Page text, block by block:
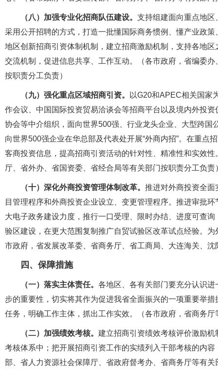
（八）加强专业化招商队伍建设。 支持组建面向重点地
采用公开招聘的方式，打造一批懂国际商务惯例、懂产业政
地区创新招商引资体制机制，建立招商激励机制，支持各地
交流机制，促进信息共享、工作互动。（各市政府，省编委
按职责分工负责）
（九）强化重点区域招商引资。
以G20和APEC相关国家
作会议、中国国际投资贸易洽谈会等招商平台以及境内外投
协会等中介组织，面向世界500强、行业龙头企业、大型跨
向世界500强企业在华总部及代表处开展“外商内招”。在重点
客商投资信息，提高招商引资活动的针对性、精准性和实效
厅、省外办、省国资委、省经合局等有关部门按职责分工负责
（十）深化外商投资管理体制改革。 推进对外商投资全面
目管理程序和外商投资企业设立、变更管理程序。推进审批
大电子政务建设力度，推行一口受理、限时办结、进度可查
验区建设，在更大范围复制推广自贸试验区改革试点经验。
市政府，省发展改革委、省商务厅、省工商局、大连海关、
四、保障措施
（一）落实主体责任。 各地区、各有关部门要充分认识
步的重要性，切实将其作为促进我省全面振兴的一项重要举
任务，明确工作主体，抓出工作实效。（各市政府，省商务
（二）加强绩效考核。 建立招商引资绩效考核评价激励
考核体系中；把开展招商引资工作的实绩列入干部考核的内
部、省人力资源社会保障厅、省政府督考办、省商务厅等有